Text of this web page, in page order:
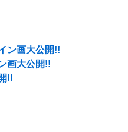
ン画大公開!!
画大公開!!
!!